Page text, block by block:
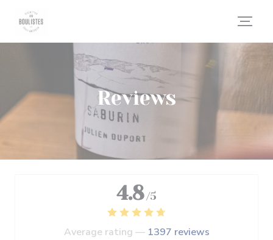
Reviews
4.8 /5
Average rating — 1397 reviews